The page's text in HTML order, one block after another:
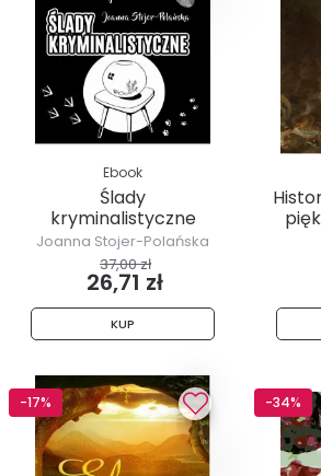
Ebook
Ślady
kryminalistyczne
Joanna Stojer-Polańska
37,00 zł
26,71 zł
KUP
-17% -34%